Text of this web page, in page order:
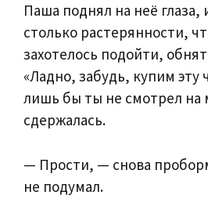
Паша поднял на неё глаза,
столько растерянности,
захотелось подойти,
«Ладно, забудь, купим эту
лишь бы ты не смотрел на
сдержалась.
— Прости, — снова
не подумал.